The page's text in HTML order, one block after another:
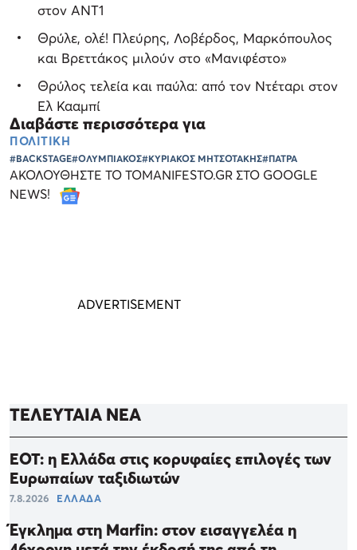
στον ΑΝΤ1
Θρύλε, ολέ! Πλεύρης, Λοβέρδος, Μαρκόπουλος
και Βρεττάκος μιλούν στο «Μανιφέστο»
Θρύλος τελεία και παύλα: από τον Ντέταρι στον
Ελ Κααμπί
Διαβάστε περισσότερα για
ΠΟΛΙΤΙΚΗ
#BACKSTAGE#ΟΛΥΜΠΙΑΚΟΣ#ΚΥΡΙΑΚΟΣ ΜΗΤΣΟΤΑΚΗΣ#ΠΑΤΡΑ
ΑΚΟΛΟΥΘΗΣΤΕ ΤΟ TOMANIFESTO.GR ΣΤΟ GOOGLE
NEWS!
ΤΕΛΕΥΤΑΙΑ ΝΕΑ
ΕΟΤ: η Ελλάδα στις κορυφαίες επιλογές των
Ευρωπαίων ταξιδιωτών
7.8.2026 ΕΛΛΑΔΑ
Έγκλημα στη Marfin: στον εισαγγελέα η